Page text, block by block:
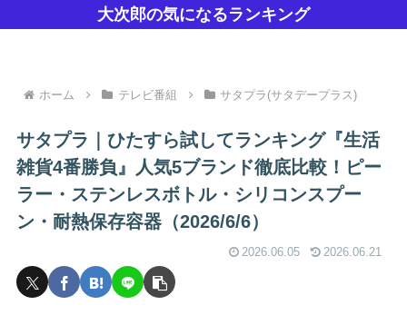
大次郎の気になるランキング
ホーム テレビ番組 サタプラ(サタデープラス)
サタプラ｜ひたすら試してランキング『生活
雑貨4番勝負』人気5ブランド徹底比較！ピー
ラー・ステンレスボトル・シリコンスプー
ン・耐熱保存容器（2026/6/6）
2026.06.05 2026.06.21